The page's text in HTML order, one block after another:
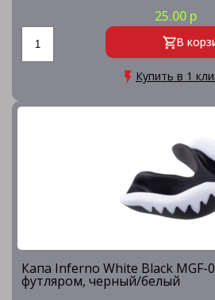
25.00 р
В
Купить в 1
Капа Inferno White Black MGF-
футляром, черный/белый